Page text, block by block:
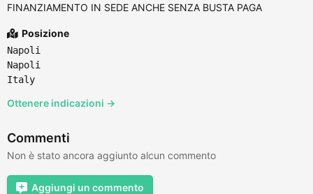
FINANZIAMENTO IN SEDE ANCHE SENZA BUSTA PAGA
Posizione
Napoli
Napoli
Italy
Ottenere indicazioni →
Commenti
Non è stato ancora aggiunto alcun commento
Aggiungi un commento